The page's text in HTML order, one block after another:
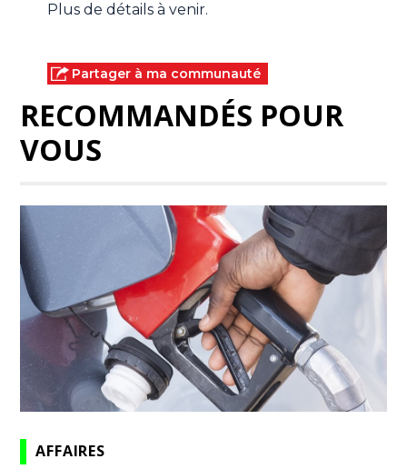
Plus de détails à venir.
Partager à ma communauté
RECOMMANDÉS POUR
VOUS
AFFAIRES